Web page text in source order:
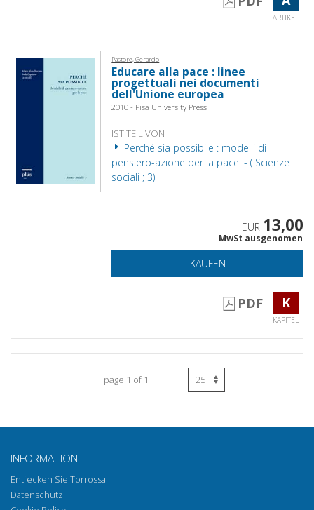
ARTIKEL
Pastore, Gerardo
Educare alla pace : linee
progettuali nei documenti
dell'Unione europea
2010 - Pisa University Press
IST TEIL VON
Perché sia possibile : modelli di
pensiero-azione per la pace. - ( Scienze
sociali ; 3)
EUR 13,00
MwSt ausgenomen
KAUFEN
PDF K
KAPITEL
page 1 of 1
INFORMATION
Entfecken Sie Torrossa
Datenschutz